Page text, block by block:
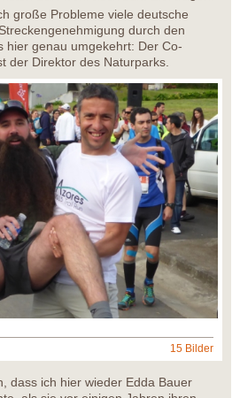
große Probleme viele deutsche
durch den
hier genau umgekehrt: Der Co-
der Direktor des Naturparks.
15 Bilder
dass ich hier wieder Edda Bauer